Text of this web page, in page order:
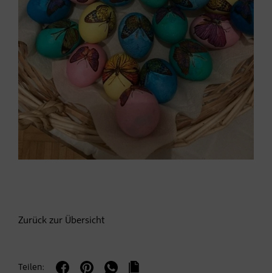
Zurück zur Übersicht
Teilen: